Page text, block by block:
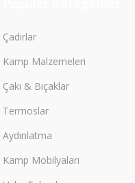
Çadırlar
Kamp Malzemeleri
Çakı & Bıçaklar
Termoslar
Aydınlatma
Kamp Mobilyaları